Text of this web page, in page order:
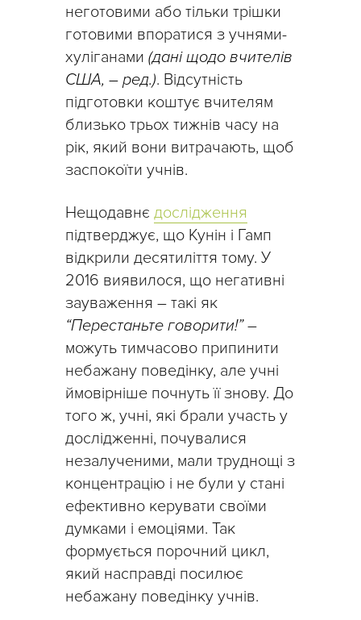
неготовими або тільки трішки
готовими впоратися з учнями-
хуліганами (дані щодо вчителів
США, – ред.). Відсутність
підготовки коштує вчителям
близько трьох тижнів часу на
рік, який вони витрачають, щоб
заспокоїти учнів.
Нещодавнє дослідження
підтверджує, що Кунін і Гамп
відкрили десятиліття тому. У
2016 виявилося, що негативні
зауваження – такі як
“Перестаньте говорити!”–
можуть тимчасово припинити
небажану поведінку, але учні
ймовірніше почнуть її знову. До
того ж, учні, які брали участь у
дослідженні, почувалися
незалученими, мали труднощі з
концентрацію і не були у стані
ефективно керувати своїми
думками і емоціями. Так
формується порочний цикл,
який насправді посилює
небажану поведінку учнів.